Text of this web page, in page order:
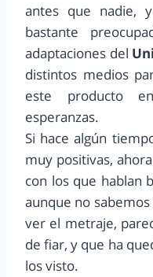
antes que nadie,
bastante
adaptaciones del
distintos medios
este producto
esperanzas.
Si hace algún
muy positivas,
con los que hablan
aunque no
ver el metraje,
de fiar, y que ha
los visto.